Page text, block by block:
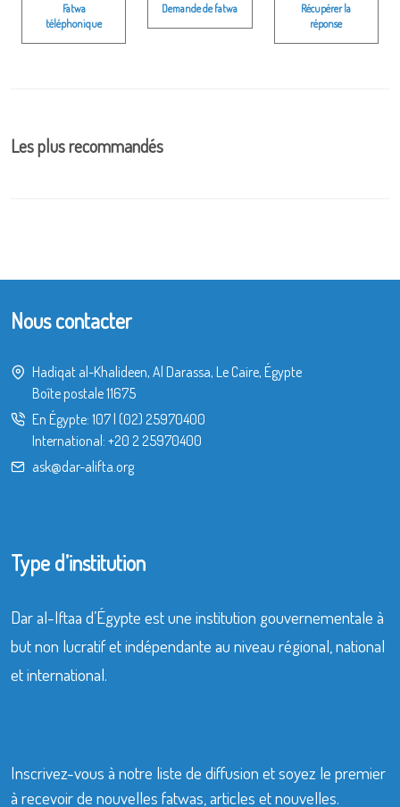
Fatwa
téléphonique
Demande de fatwa
Récupérer la
réponse
Les plus recommandés
Nous contacter
Hadiqat al-Khalideen, Al Darassa, Le Caire, Égypte
Boîte postale 11675
En Égypte: 107| (02) 25970400
International: +20 2 25970400
ask@dar-alifta.org
Type d’institution
Dar al-Iftaa d’Égypte est une institution gouvernementale à
but non lucratif et indépendante au niveau régional, national
et international.
Inscrivez-vous à notre liste de diffusion et soyez le premier
à recevoir de nouvelles fatwas, articles et nouvelles.